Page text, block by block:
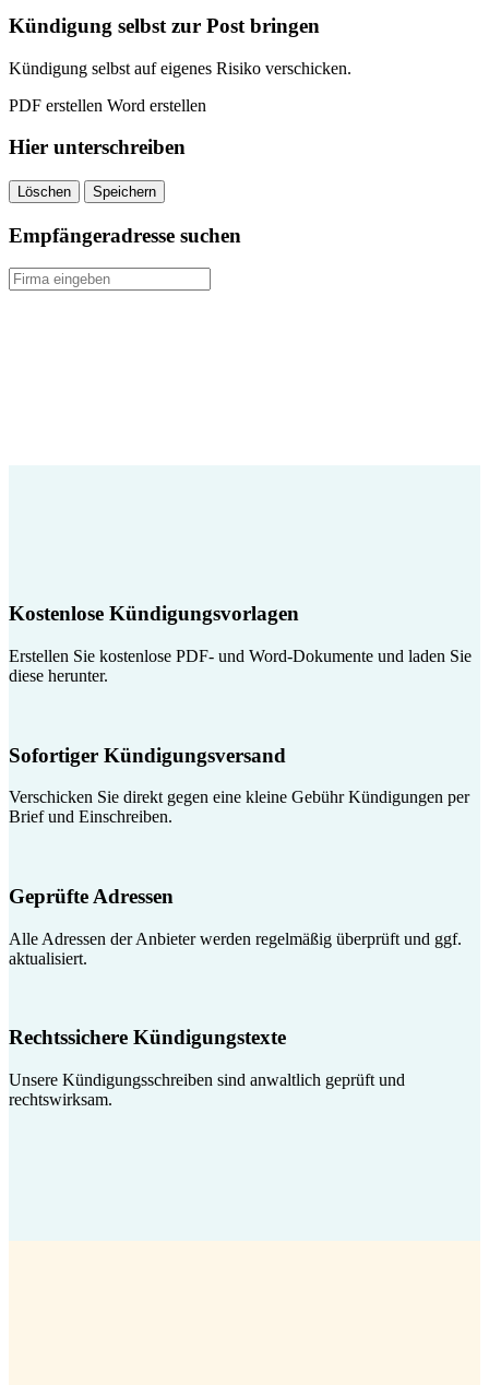
quantity
Kündigung selbst zur Post bringen
Kündigung selbst auf eigenes Risiko verschicken.
PDF erstellen Word erstellen
Hier unterschreiben
Löschen Speichern
Empfängeradresse suchen
Kostenlose Kündigungsvorlagen
Erstellen Sie kostenlose PDF- und Word-Dokumente und laden Sie
diese herunter.
Sofortiger Kündigungsversand
Verschicken Sie direkt gegen eine kleine Gebühr Kündigungen per
Brief und Einschreiben.
Geprüfte Adressen
Alle Adressen der Anbieter werden regelmäßig überprüft und ggf.
aktualisiert.
Rechtssichere Kündigungstexte
Unsere Kündigungsschreiben sind anwaltlich geprüft und
rechtswirksam.